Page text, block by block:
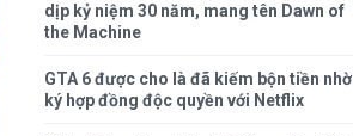
dịp kỷ niệm 30 năm, mang tên Dawn of
the Machine
GTA 6 được cho là đã kiếm bộn tiền nhờ
ký hợp đồng độc quyền với Netflix